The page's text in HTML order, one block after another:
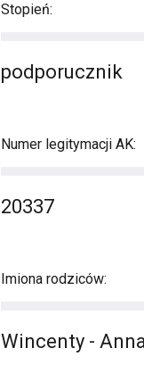
Stopień:
podporucznik
Numer legitymacji AK:
20337
Imiona rodziców:
Wincenty -